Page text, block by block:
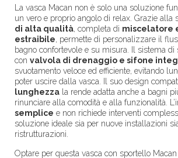
La vasca Macan non è solo una soluzione
un vero e proprio angolo di relax. Grazie alla
di alta qualità, completa di miscelatore
estraibile, permette di personalizzare il
bagno confortevole e su misura. Il sistema di
con valvola di drenaggio e sifone
svuotamento veloce ed efficiente, evitando
poter uscire dalla vasca. Il suo design
lunghezza la rende adatta anche a bagni
rinunciare alla comodità e alla funzionalità.
semplice e non richiede interventi
soluzione ideale sia per nuove installazioni
ristrutturazioni.
Optare per questa vasca con sportello